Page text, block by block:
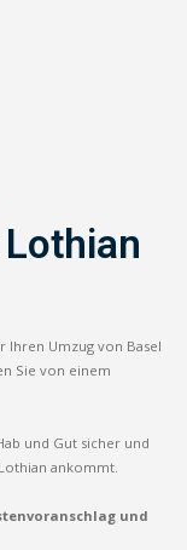
Ihren Umzug von Basel
Sie von einem
und Gut sicher und
ankommt.
und